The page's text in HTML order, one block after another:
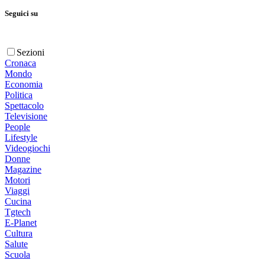
Seguici su
Sezioni
Cronaca
Mondo
Economia
Politica
Spettacolo
Televisione
People
Lifestyle
Videogiochi
Donne
Magazine
Motori
Viaggi
Cucina
Tgtech
E-Planet
Cultura
Salute
Scuola